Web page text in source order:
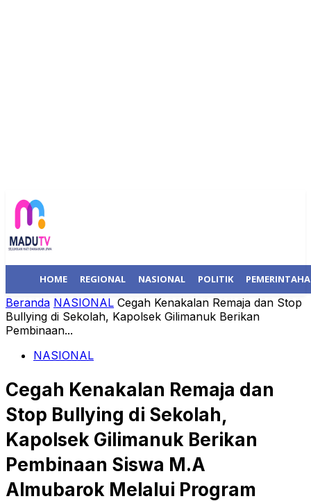
HOME REGIONAL NASIONAL POLITIK
Beranda NASIONAL Cegah Kenakalan Remaja dan Stop
Bullying di Sekolah, Kapolsek Gilimanuk Berikan
Pembinaan...
NASIONAL
Cegah Kenakalan Remaja dan
Stop Bullying di Sekolah,
Kapolsek Gilimanuk Berikan
Pembinaan Siswa M.A
Almubarok Melalui Program